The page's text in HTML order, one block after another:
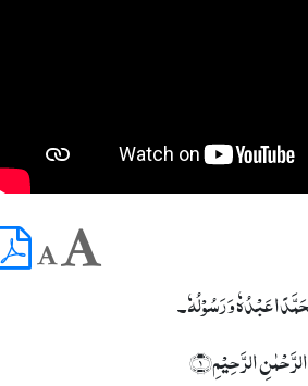
عَبْدُہٗ وَ رَسُوْلُہٗ۔
الرَّحِیۡمِ﴿۱﴾